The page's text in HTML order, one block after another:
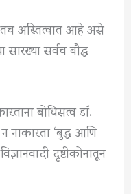
अस्तित्वात आहे असे
सर्वच बौद्ध
बोधिसत्व डाॅ.
‘बुद्ध आणि
दृष्टीकोनातून